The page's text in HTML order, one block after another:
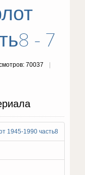
- 7
70037
1945-1990 часть8